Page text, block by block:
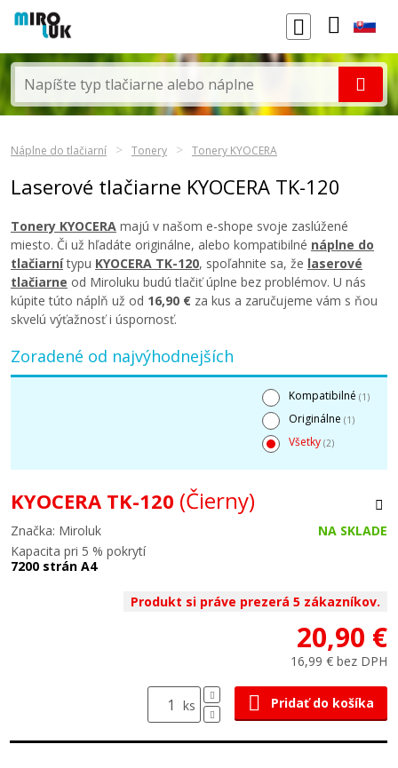
Náplne do tlačiarní Tonery Tonery KYOCERA
Laserové tlačiarne KYOCERA TK-120
Tonery KYOCERA majú v našom e-shope svoje zaslúžené
miesto. Či už hľadáte originálne, alebo kompatibilné náplne do
tlačiarnítypu KYOCERA TK-120, spoľahnite sa, že laserové
tlačiarne od Miroluku budú tlačiť úplne bez problémov. U nás
kúpite túto náplň už od 16,90 € za kus a zaručujeme vám s ňou
skvelú výťažnosť i úspornosť.
Zoradené od najvýhodnejších
Kompatibilné (1)
Originálne (1)
Všetky (2)
KYOCERA TK-120 (Čierny)
Značka: Miroluk
NA SKLADE
Kapacita pri 5 % pokrytí
7200 strán A4
Produkt si práve prezerá 5 zákazníkov.
20,90 €
16,99 € bez DPH
ks Pridať do košíka